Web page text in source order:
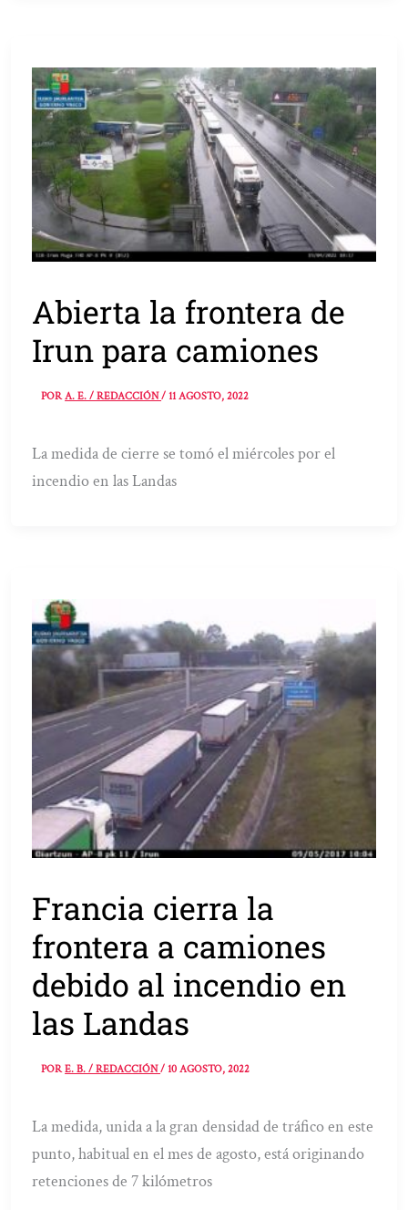
Abierta la frontera de
Irun para camiones
PORA. E. / REDACCIÓN/11 AGOSTO, 2022
La medida de cierre se tomó el miércoles por el
incendio en las Landas
Francia cierra la
frontera a camiones
debido al incendio en
las Landas
PORE. B. / REDACCIÓN/10 AGOSTO, 2022
La medida, unida a la gran densidad de tráfico en este
punto, habitual en el mes de agosto, está originando
retenciones de 7 kilómetros